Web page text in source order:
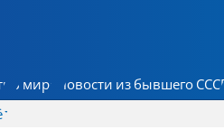
В мире Новости из бывшего СССР